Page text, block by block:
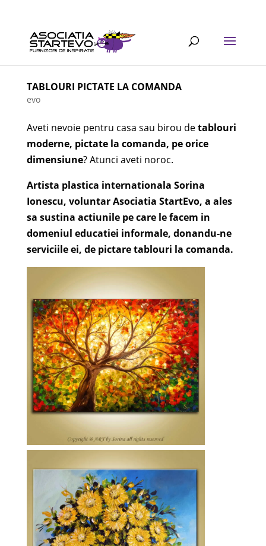
TABLOURI PICTATE LA COMANDA
evo
Aveti nevoie pentru casa sau birou detablouri
moderne, pictate la comanda, pe orice
dimensiune? Atunci aveti noroc.
Artista plastica internationala Sorina
Ionescu, voluntar Asociatia StartEvo, a ales
sa sustina actiunile pe care le facem in
domeniul educatiei informale, donandu-ne
serviciile ei, de pictare tablouri la comanda.